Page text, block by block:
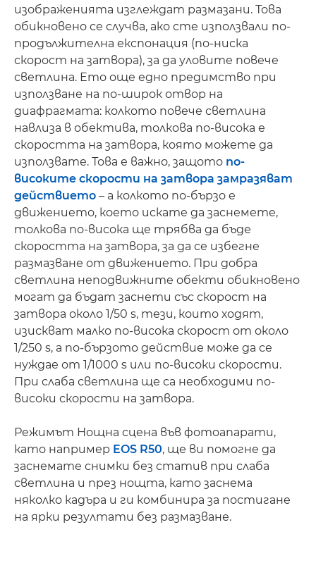
изображенията изглеждат размазани. Това
обикновено се случва, ако сте използвали по-
продължителна експонация (по-ниска
скорост на затвора), за да уловите повече
светлина. Ето още едно предимство при
използване на по-широк отвор на
диафрагмата: колкото повече светлина
навлиза в обектива, толкова по-висока е
скоростта на затвора, която можете да
използвате. Това е важно, защото по-
високите скорости на затвора замразяват
действието – а колкото по-бързо е
движението, което искате да заснемете,
толкова по-висока ще трябва да бъде
скоростта на затвора, за да се избегне
размазване от движението. При добра
светлина неподвижните обекти обикновено
могат да бъдат заснети със скорост на
затвора около 1/50 s, тези, които ходят,
изискват малко по-висока скорост от около
1/250 s, а по-бързото действие може да се
нуждае от 1/1000 s или по-високи скорости.
При слаба светлина ще са необходими по-
високи скорости на затвора.
Режимът Нощна сцена във фотоапарати,
като например EOS R50, ще ви помогне да
заснемате снимки без статив при слаба
светлина и през нощта, като заснема
няколко кадъра и ги комбинира за постигане
на ярки резултати без размазване.